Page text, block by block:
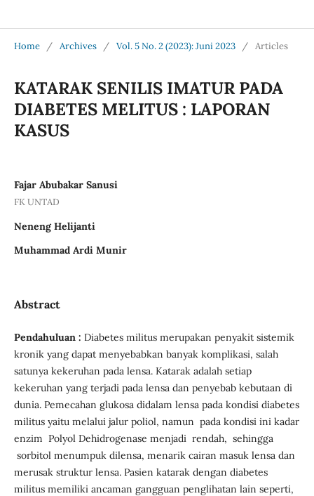
Home / Archives / Vol. 5 No. 2 (2023): Juni 2023 / Articles
KATARAK SENILIS IMATUR PADA
DIABETES MELITUS : LAPORAN
KASUS
Fajar Abubakar Sanusi
FK UNTAD
Neneng Helijanti
Muhammad Ardi Munir
Abstract
Pendahuluan : Diabetes militus merupakan penyakit sistemik
kronik yang dapat menyebabkan banyak komplikasi, salah
satunya kekeruhan pada lensa. Katarak adalah setiap
kekeruhan yang terjadi pada lensa dan penyebab kebutaan di
dunia. Pemecahan glukosa didalam lensa pada kondisi diabetes
militus yaitu melalui jalur poliol, namun pada kondisi ini kadar
enzim Polyol Dehidrogenase menjadi rendah, sehingga
sorbitol menumpuk dilensa, menarik cairan masuk lensa dan
merusak struktur lensa. Pasien katarak dengan diabetes
militus memiliki ancaman gangguan penglihatan lain seperti,